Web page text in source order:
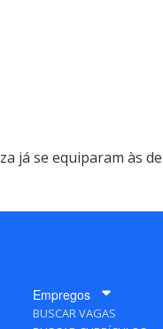
já se equiparam às de
Empregos
BUSCAR VAGAS